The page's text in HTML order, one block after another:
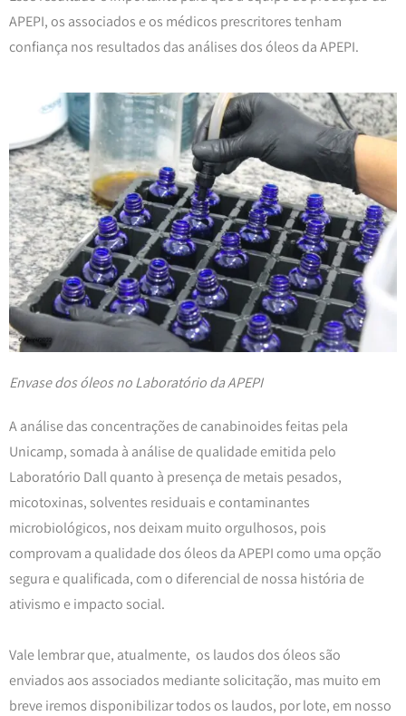
APEPI, os associados e os médicos prescritores tenham
confiança nos resultados das análises dos óleos da APEPI.
Envase dos óleos no Laboratório da APEPI
A análise das concentrações de canabinoides feitas pela
Unicamp, somada à análise de qualidade emitida pelo
Laboratório Dall quanto à presença de metais pesados,
micotoxinas, solventes residuais e contaminantes
microbiológicos, nos deixam muito orgulhosos, pois
comprovam a qualidade dos óleos da APEPI como uma opção
segura e qualificada, com o diferencial de nossa história de
ativismo e impacto social.
Vale lembrar que, atualmente, os laudos dos óleos são
enviados aos associados mediante solicitação, mas muito em
breve iremos disponibilizar todos os laudos, por lote, em nosso